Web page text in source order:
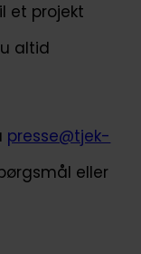
et projekt
altid
presse@tjek-
eller